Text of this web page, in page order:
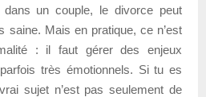
un couple, le divorce peut
saine. Mais en pratique, ce n’est
: il faut gérer des enjeux
très émotionnels. Si tu es
sujet n’est pas seulement de